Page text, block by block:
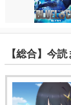
【総合】今